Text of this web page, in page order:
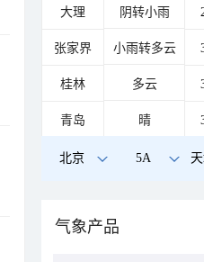
大理 阴转小雨
张家界 小雨转多云
桂林 多云
青岛 晴
北京 5A
气象产品